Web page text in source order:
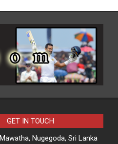
GET IN TOUCH
Nugegoda, Sri Lanka